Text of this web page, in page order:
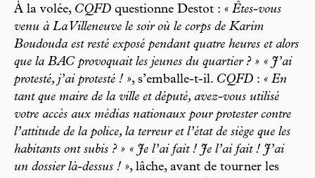
À la volée, CQFD questionne Destot : « Êtes-vous
venu à La Villeneuve le soir où le corps de Karim
Boudouda est resté exposé pendant quatre heures et alors
que la BAC provoquait les jeunes du quartier ? » « J’ai
protesté, j’ai protesté ! », s’emballe-t-il. CQFD : « En
tant que maire de la ville et député, avez-vous utilisé
votre accès aux médias nationaux pour protester contre
l’attitude de la police, la terreur et l’état de siège que les
habitants ont subis ? » « Je l’ai fait ! Je l’ai fait ! J’ai
un dossier là-dessus ! », lâche, avant de tourner les